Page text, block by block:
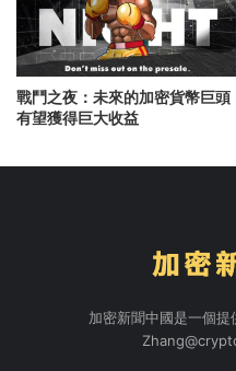
戰鬥之夜：未來的加密貨幣巨頭
有望獲得巨大收益
加密新聞中國是一個